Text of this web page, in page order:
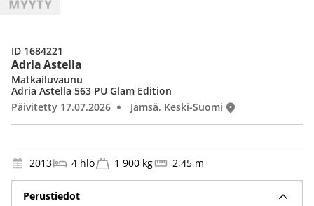
Adria Astella
Matkailuvaunu
Adria Astella 563 PU Glam Edition
Päivitetty 17.07.2026
Jämsä, Keski-Suomi
ID 1684221
2013 4 hlö 1 900 kg 2,45 m
Perustiedot